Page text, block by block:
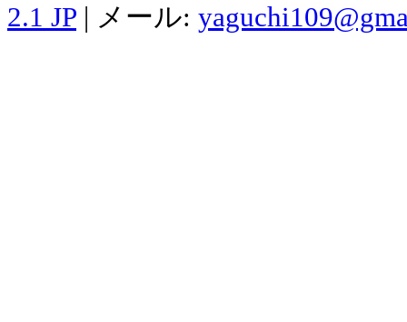
2.1 JP | メール: